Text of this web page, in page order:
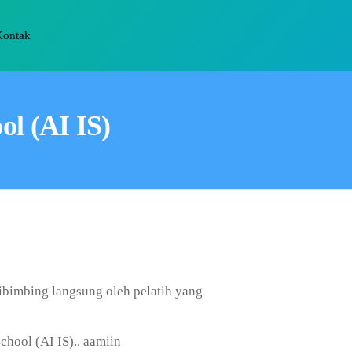
(AI IS)
langsung oleh pelatih yang
(AI IS).. aamiin